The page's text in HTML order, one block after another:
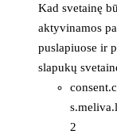
Kad svetainę
aktyvinamos
puslapiuose ir
slapukų
2